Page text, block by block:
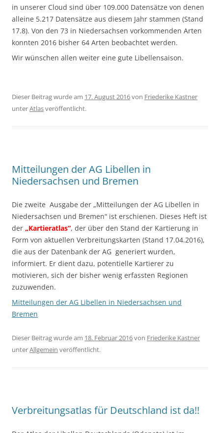
in unserer Cloud sind über 109.000 Datensätze von denen
alleine 5.217 Datensätze aus diesem Jahr stammen (Stand
17.8). Von den 73 in Niedersachsen vorkommenden Arten
konnten 2016 bisher 64 Arten beobachtet werden.
Wir wünschen allen weiter eine gute Libellensaison.
Dieser Beitrag wurde am 17. August 2016von Friederike Kastner
unterAtlasveröffentlicht.
Mitteilungen der AG Libellen in
Niedersachsen und Bremen
Die zweite Ausgabe der „Mitteilungen der AG Libellen in
Niedersachsen und Bremen“ ist erschienen. Dieses Heft ist
der „Kartieratlas“, der über den Stand der Kartierung in
Form von aktuellen Verbreitungskarten (Stand 17.04.2016),
die aus der Datenbank der AG generiert wurden,
informiert. Er dient dazu, potentielle Kartierer zu
motivieren, sich der bisher wenig erfassten Regionen
zuzuwenden.
Mitteilungen der AG Libellen in Niedersachsen und
Bremen
Dieser Beitrag wurde am 18. Februar 2016von Friederike Kastner
unterAllgemein veröffentlicht.
Verbreitungsatlas für Deutschland ist da!!